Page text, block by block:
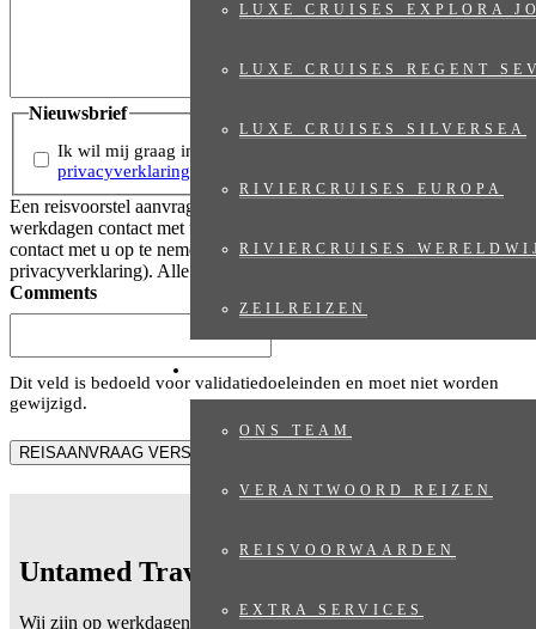
LUXE CRUISES EXPLORA
LUXE CRUISES REGENT
LUXE CRUISES SILVERSEA
RIVIERCRUISES EUROPA
RIVIERCRUISES
ZEILREIZEN
ONS TEAM
VERANTWOORD REIZEN
REISVOORWAARDEN
EXTRA SERVICES
Nieuwsbrief
Ik wil mij graag inschrijven voor de nieuwsbrief (
privacyverklaring
Een reisvoorstel aanvragen is vrijblijvend. Wij nemen binnen 2
werkdagen contact met u op. Wij gebruiken uw gegevens om
contact met u op te nemen via e-mail of telefoon (zie
privacyverklaring). Alle velden met een * zijn verplicht.
Comments
Dit veld is bedoeld voor validatiedoeleinden en moet niet worden
gewijzigd.
REISAANVRAAG VERSTUREN
Untamed Travelling
Wij zijn op werkdagen telefonisch bereikbaarvan 09.00 – 17.30